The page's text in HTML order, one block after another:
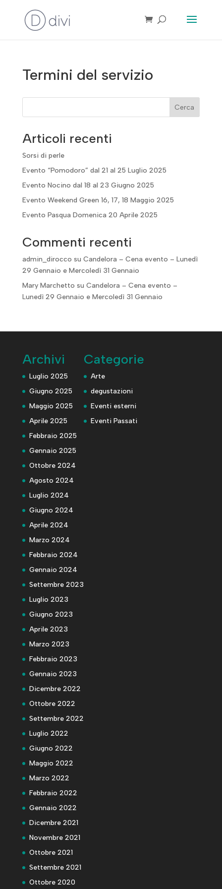
Termini del servizio
Cerca
Articoli recenti
Sorsi di perle
Evento “Pomodoro” dal 21 al 25 Luglio 2025
Evento Nocino dal 18 al 23 Giugno 2025
Evento Weekend Green 16, 17, 18 Maggio 2025
Evento Pasqua Domenica 20 Aprile 2025
Commenti recenti
admin_dirocco su Candelora – Cena evento – Lunedì
29 Gennaio e Mercoledì 31 Gennaio
Mary Marchetto su Candelora – Cena evento –
Lunedì 29 Gennaio e Mercoledì 31 Gennaio
Archivi
Luglio 2025
Giugno 2025
Maggio 2025
Aprile 2025
Febbraio 2025
Gennaio 2025
Ottobre 2024
Agosto 2024
Luglio 2024
Giugno 2024
Aprile 2024
Marzo 2024
Febbraio 2024
Gennaio 2024
Settembre 2023
Luglio 2023
Giugno 2023
Aprile 2023
Marzo 2023
Febbraio 2023
Gennaio 2023
Dicembre 2022
Ottobre 2022
Settembre 2022
Luglio 2022
Giugno 2022
Maggio 2022
Marzo 2022
Febbraio 2022
Gennaio 2022
Dicembre 2021
Novembre 2021
Ottobre 2021
Settembre 2021
Ottobre 2020
Categorie
Arte
degustazioni
Eventi esterni
Eventi Passati